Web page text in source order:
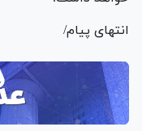
انتهای پیام/